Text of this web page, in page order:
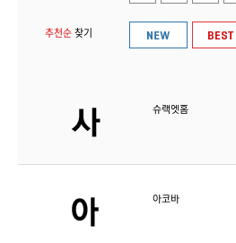
추천순 찾기
슈랙엣홈
아코바